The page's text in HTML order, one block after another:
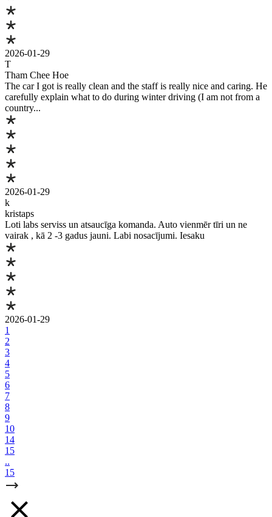
2026-01-29
T
Tham Chee Hoe
The car I got is really clean and the staff is really nice and caring. He
carefully explain what to do during winter driving (I am not from a
country...
2026-01-29
k
kristaps
Loti labs serviss un atsaucīga komanda. Auto vienmēr tīri un ne
vairak , kā 2 -3 gadus jauni. Labi nosacījumi. Iesaku
2026-01-29
1
2
3
4
5
6
7
8
9
10
14
15
..
15